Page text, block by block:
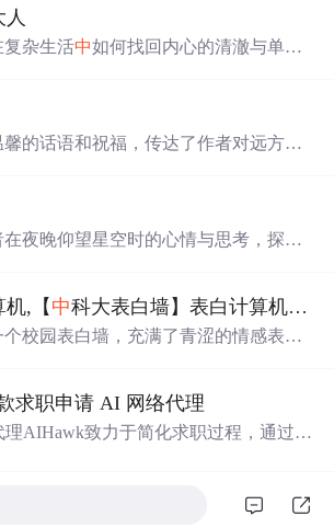
复杂生活中如何找回内心的清澈与单
的话语和祝福，传达了作者对远方朋
夜晚仰望星空时的心情与思考，探讨
机,【 中科大表白墙】表白计算机系不知道哪个班的朱文冬小哥哥！！希望你可以遇到更好的男孩子...
校园表白墙，充满了青涩的情感表白
去的反思，体现了年轻人对于爱情的
求职申请 AI 网络代理
AIHawk致力于简化求职过程，通过自